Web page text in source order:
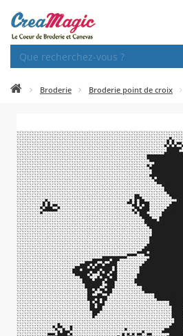
Broderie Broderie point de croix